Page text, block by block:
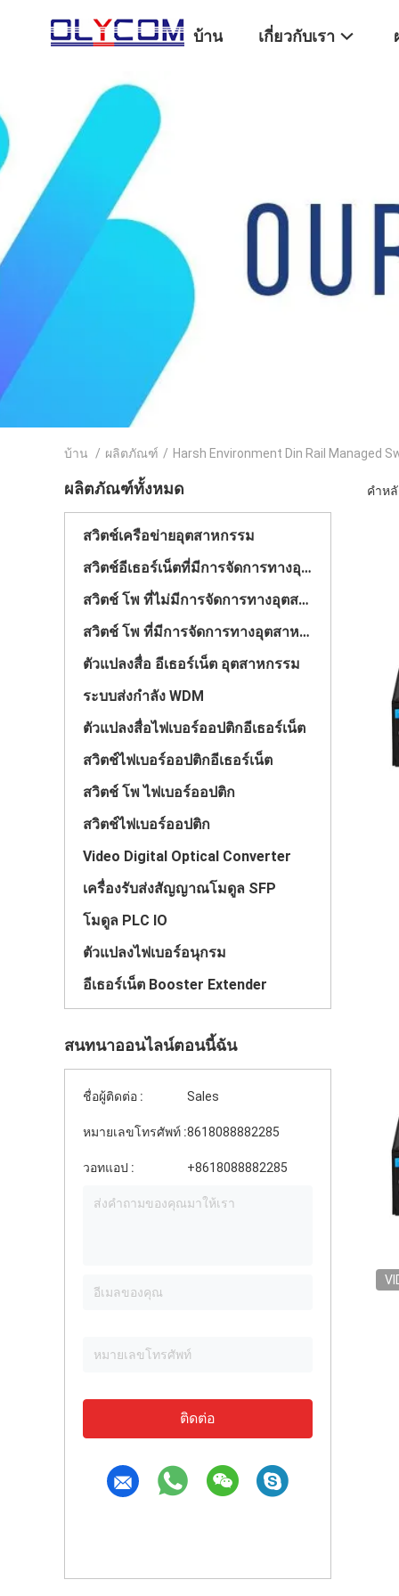
บ้าน เกี่ยวกับเรา
บ้าน / ผลิตภัณฑ์ / Harsh Environment Din Rail Managed
ผลิตภัณฑ์ทั้งหมด
สวิตช์เครือข่ายอุตสาหกรรม
สวิตช์อีเธอร์เน็ตที่มีการจัดการทางอุตสาหกรรม
สวิตช์ โพ ที่ไม่มีการจัดการทางอุตสาหกรรม
สวิตช์ โพ ที่มีการจัดการทางอุตสาหกรรม
ตัวแปลงสื่อ อีเธอร์เน็ต อุตสาหกรรม
ระบบส่งกำลัง WDM
ตัวแปลงสื่อไฟเบอร์ออปติกอีเธอร์เน็ต
สวิตช์ไฟเบอร์ออปติกอีเธอร์เน็ต
สวิตช์ โพ ไฟเบอร์ออปติก
สวิตช์ไฟเบอร์ออปติก
Video Digital Optical Converter
เครื่องรับส่งสัญญาณโมดูล SFP
โมดูล PLC IO
ตัวแปลงไฟเบอร์อนุกรม
อีเธอร์เน็ต Booster Extender
สนทนาออนไลน์ตอนนี้ฉัน
ชื่อผู้ติดต่อ : Sales
หมายเลขโทรศัพท์ :8618088882285
วอทแอป : +8618088882285
ติดต่อ
คำห